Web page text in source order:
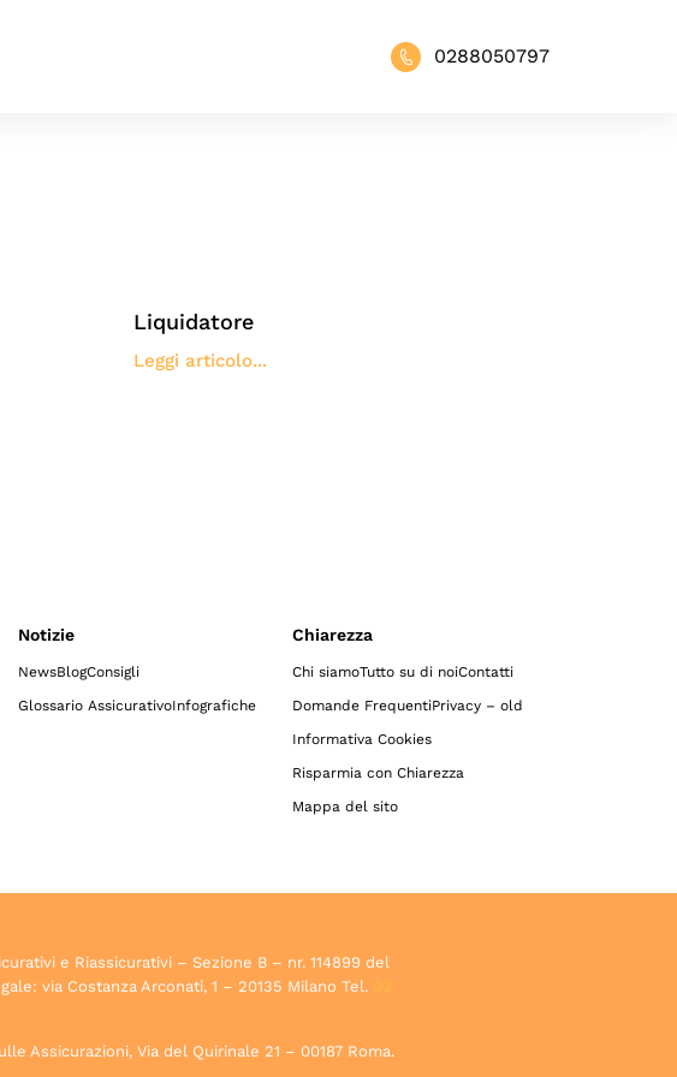
0288050797
Liquidatore
Leggi articolo...
Notizie
NewsBlogConsigli
Glossario AssicurativoInfografiche
Chiarezza
Chi siamoTutto su di noiContatti
Domande FrequentiPrivacy – old
Informativa Cookies
Risparmia con Chiarezza
Mappa del sito
e Riassicurativi – Sezione B – nr. 114899 del
via Costanza Arconati, 1 – 20135 Milano Tel.
Assicurazioni, Via del Quirinale 21 – 00187 Roma.